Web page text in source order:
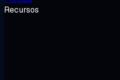
Recursos